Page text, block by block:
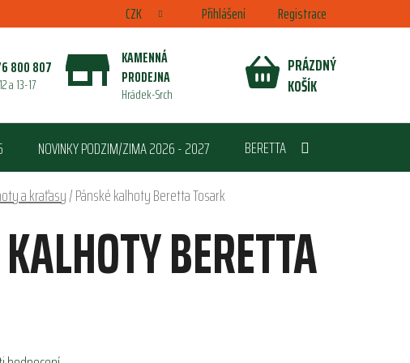
CZK Přihlášení Registrace
800 807
a 13-17
KAMENNÁ
PRODEJNA
Hrádek-Srch
NÁKUPNÍ
PRÁZDNÝ
KOŠÍK
NOVINKY PODZIM/ZIMA 2026 - 2027
BERETTA
a kraťasy/Pánské kalhoty Beretta Tosark
BERETTA